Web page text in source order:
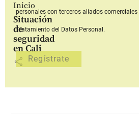
Inicio
Situación
de
seguridad
en Cali
share
personales con terceros aliados comerciales
Tratamiento del Datos Personal.